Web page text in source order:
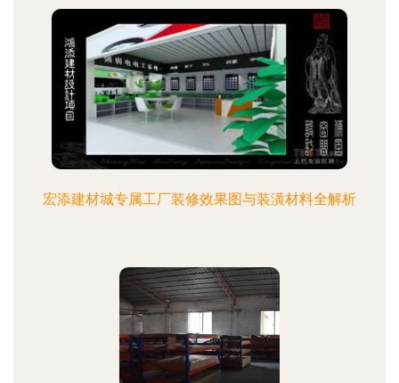
宏添建材城专属工厂装修效果图与装潢材料全解析